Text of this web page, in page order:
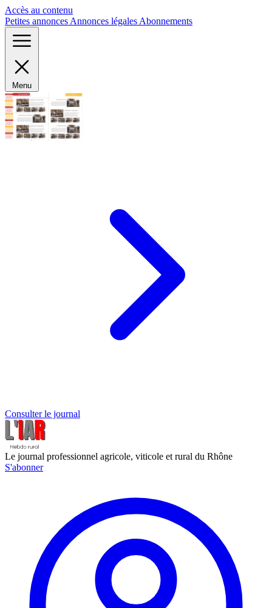
Accès au contenu
Petites annonces Annonces légales Abonnements
Menu
Consulter le journal
Le journal professionnel agricole, viticole et rural du Rhône
S'abonner
Panneau de gestion des cookies